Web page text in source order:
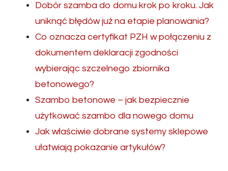
Dobór szamba do domu krok po kroku. Jak
uniknąć błędów już na etapie planowania?
Co oznacza certyfikat PZH w połączeniu z
dokumentem deklaracji zgodności
wybierając szczelnego zbiornika
betonowego?
Szambo betonowe – jak bezpiecznie
użytkować szambo dla nowego domu
Jak właściwie dobrane systemy sklepowe
ułatwiają pokazanie artykułów?